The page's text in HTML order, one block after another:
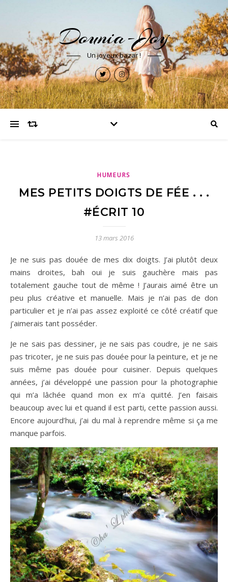
Dounia-Joy
Un joyeux bazar !
HUMEURS
MES PETITS DOIGTS DE FÉE . . .
#ÉCRIT 10
13 mars 2016
Je ne suis pas douée de mes dix doigts. J’ai plutôt deux
mains droites, bah oui je suis gauchère mais pas
totalement gauche tout de même ! J’aurais aimé être un
peu plus créative et manuelle. Mais je n’ai pas de don
particulier et je n’ai pas assez exploité ce côté créatif que
j’aimerais tant posséder.
Je ne sais pas dessiner, je ne sais pas coudre, je ne sais
pas tricoter, je ne suis pas douée pour la peinture, et je ne
suis même pas douée pour cuisiner. Depuis quelques
années, j’ai développé une passion pour la photographie
qui m’a lâchée quand mon ex m’a quitté. J’en faisais
beaucoup avec lui et quand il est parti, cette passion aussi.
Encore aujourd’hui, j’ai du mal à reprendre même si ça me
manque parfois.